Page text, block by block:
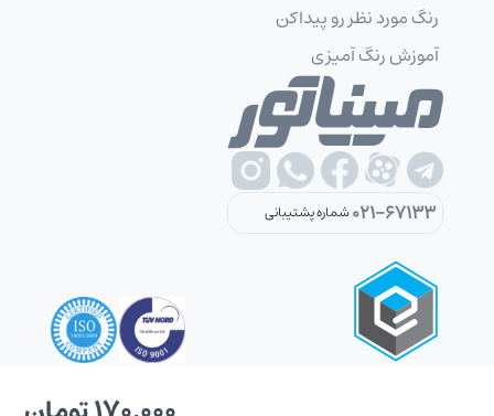
رنگ مورد نظر رو پیداکن
آموزش رنگ آمیزی
021-67133شماره پشتیبانی